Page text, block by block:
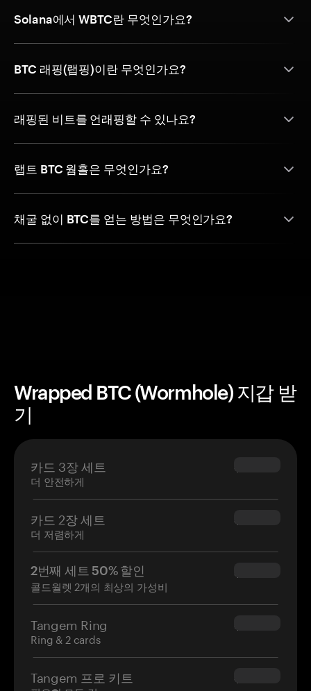
Solana에서 WBTC란 무엇인가요?
BTC 래핑(랩핑)이란 무엇인가요?
래핑된 비트를 언래핑할 수 있나요?
랩트 BTC 웜홀은 무엇인가요?
채굴 없이 BTC를 얻는 방법은 무엇인가요?
Wrapped BTC (Wormhole) 지갑 받
기
카드 3장 세트
더 안전하게
$69.90
카드 2장 세트
더 저렴하게
$54.90
2번째 세트 50% 할인
콜드월렛 2개의 최상의 가성비
$34.95
Tangem Ring
Ring & 2 cards
$160.00
Tangem 프로 키트 $180.00